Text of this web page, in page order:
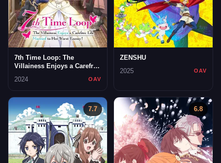
7th Time Loop: The
Villainess Enjoys a Carefree
Enemy!
2024 OAV
ZENSHU
2025
OAV
7.7 6.8